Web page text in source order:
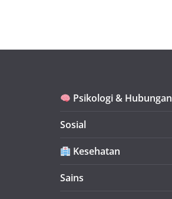
Psikologi & Hubungan
Sosial
Kesehatan
Sains